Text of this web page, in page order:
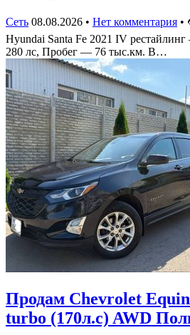
Сеть 08.08.2026 • Нет комментария •
Hyundai Santa Fe 2021 IV
280 лс, Пробег — 76 тыс.км. В…
Продам Chevrolet
turbo (170л.с) AWD